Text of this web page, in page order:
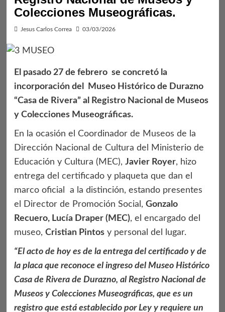
Colecciones Museográficas.
Jesus Carlos Correa 03/03/2026
El pasado 27 de febrero se concretó la
incorporación del Museo Histórico de Durazno
“Casa de Rivera” al Registro Nacional de Museos
y Colecciones Museográficas.
En la ocasión el Coordinador de Museos de la
Dirección Nacional de Cultura del Ministerio de
Educación y Cultura (MEC), Javier Royer, hizo
entrega del certificado y plaqueta que dan el
marco oficial a la distinción, estando presentes
el Director de Promoción Social, Gonzalo
Recuero, Lucía Draper (MEC), el encargado del
museo, Cristian Pintosy personal del lugar.
“El acto de hoy es de la entrega del certificado y de
la placa que reconoce el ingreso del Museo Histórico
Casa de Rivera de Durazno, al Registro Nacional de
Museos y Colecciones Museográficas, que es un
registro que está establecido por Ley y requiere un